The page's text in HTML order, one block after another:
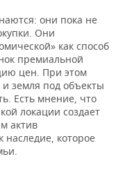
они пока не
Они
как способ
премиальной
цен. При этом
и земля под объекты
Есть мнение, что
локации создает
актив
которое